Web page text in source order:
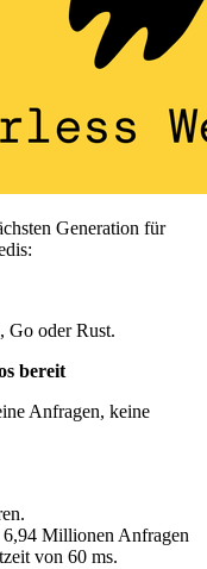
Generation für
Go oder Rust.
bereit
Anfragen, keine
Millionen Anfragen
von 60 ms.